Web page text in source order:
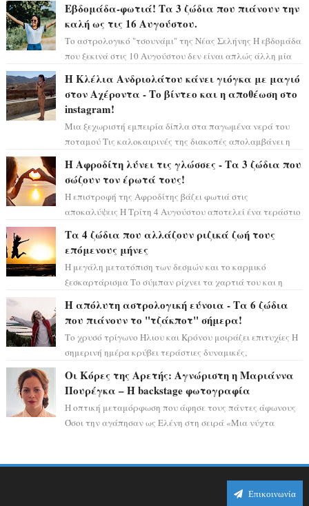
Εβδομάδα-φωτιά! Τα 3 ζώδια που πιάνουν την
καλή ως τις 16 Αυγούστου.
Το αστρολογικό "τσουνάμι" της Νέας Σελήνης Η εβδομάδα
που ξεκινά στις 10 Αυγούστου δεν είναι απλώς άλλη μία
Η Κλέλια Ανδριολάτου κάνει γιόγκα με μαγιό
στον Αχέροντα - Το βίντεο και η αποθέωση στο
instagram!
Μια ξεχωριστή εμπειρία δίπλα στα παγωμένα νερά του
ποταμού Τις καλοκαιρινές της διακοπές απολαμβάνει η
Η Αφροδίτη λύνει τις γλώσσες - Τα 3 ζώδια που
σώζουν τον έρωτά τους!
Η επιστροφή της Αφροδίτης βάζει φωτιά στις
αποκαλύψεις Η Τρίτη 4 Αυγούστου αποτελεί ένα τεράστιο
Τα 4 ζώδια που αλλάζουν ριζικά ζωή τους
επόμενους μήνες
Η μεγάλη μετατόπιση των δεσμών και το καρμικό
ξεσκαρτάρισμα Το σύμπαν ρίχνει τα χαρτιά του και η
Η απόλυτη αστρολογική εύνοια - Τα 6 ζώδια
που πιάνουν το "τζάκποτ" σήμερα!
Το χρυσό τρίγωνο Ήλιου και Κρόνου μοιράζει επιτυχίες Η
σημερινή ημέρα κρύβει τεράστιες δυναμικές,
Οι Κόρες της Αρετής: Αγνώριστη η Μαριάννα
Πουρέγκα – H backstage φωτογραφία
Η οπτική μεταμόρφωση που άφησε τους πάντες άφωνους
Όσοι την αγάπησαν ως Ελένη στη σειρά «Μια νύχτα
Επικοινωνία